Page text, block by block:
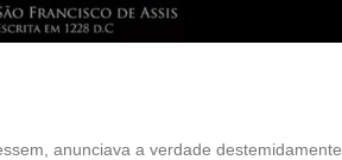
anunciava a verdade destemidamente,